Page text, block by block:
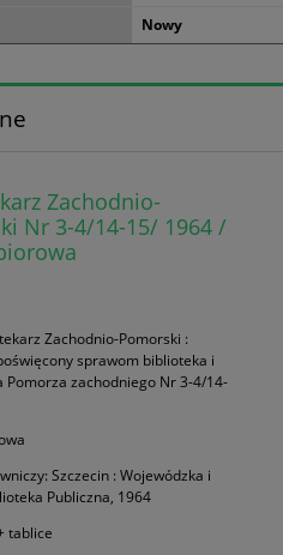
Nowy
Zachodnio-
Nr 3-4/14-15/ 1964 /
Zachodnio-Pomorski :
sprawom biblioteka i
Pomorza zachodniego Nr 3-4/14-
Szczecin : Wojewódzka i
Publiczna, 1964
tablice